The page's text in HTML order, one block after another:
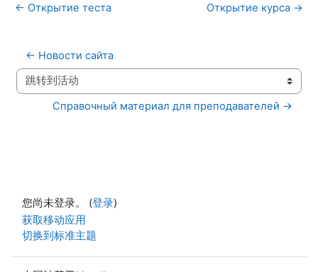
← Открытие теста Открытие курса →
← Новости сайта
跳转到活动
Справочный материал для преподавателей →
您尚未登录。 (登录)
获取移动应用
切换到标准主题